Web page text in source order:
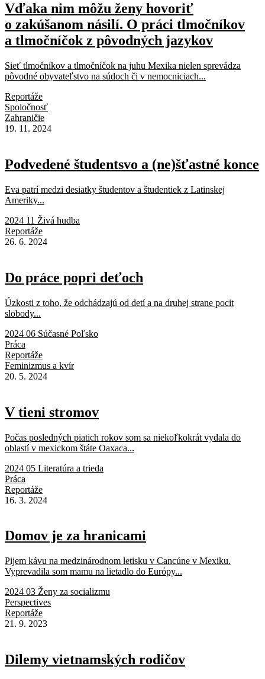
Vďaka nim môžu ženy hovoriť
o zakúšanom násilí. O práci tlmočníkov
a tlmočníčok z pôvodných jazykov
Sieť tlmočníkov a tlmočníčok na juhu Mexika nielen sprevádza
pôvodné obyvateľstvo na súdoch či v nemocniciach...
Reportáže
Spoločnosť
Zahraničie
19. 11. 2024
Podvedené študentsvo a (ne)šťastné konce
Eva patrí medzi desiatky študentov a študentiek z Latinskej
Ameriky...
2024 11 Živá hudba
Reportáže
26. 6. 2024
Do práce popri deťoch
Úzkosti z toho, že odchádzajú od detí a na druhej strane pocit
slobody...
2024 06 Súčasné Poľsko
Práca
Reportáže
Feminizmus a kvír
20. 5. 2024
V tieni stromov
Počas posledných piatich rokov som sa niekoľkokrát vydala do
oblastí v mexickom štáte Oaxaca...
2024 05 Literatúra a trieda
Práca
Reportáže
16. 3. 2024
Domov je za hranicami
Pijem kávu na medzinárodnom letisku v Cancúne v Mexiku.
Vyprevadila som mamu na lietadlo do Európy...
2024 03 Ženy za socializmu
Perspectives
Reportáže
21. 9. 2023
Dilemy vietnamských rodičov